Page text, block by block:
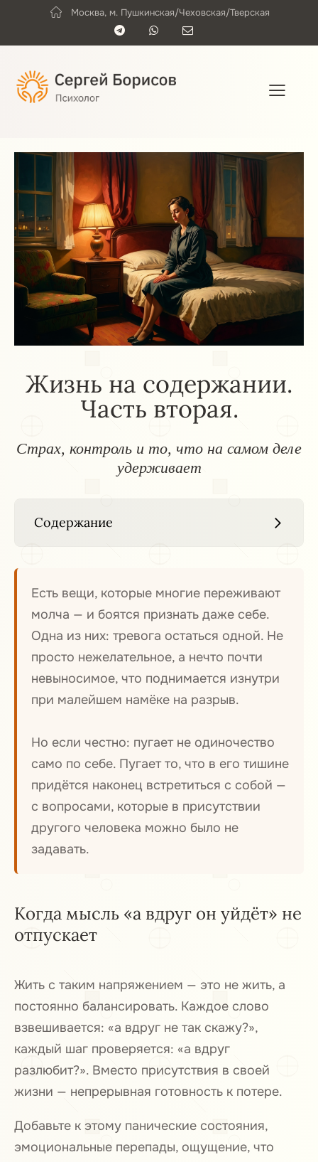
Москва, м. Пушкинская/Чеховская/Тверская
Жизнь на содержании.
Часть вторая.
Страх, контроль и то, что на самом деле
удерживает
Содержание
1
отпускает
2 Когда любое «хочу» — это риск
Что именно удерживает
4
5
Когда слова партнёра подтачивают
изнутри
Есть вещи, которые многие переживают
молча — и боятся признать даже себе.
Одна из них: тревога остаться одной. Не
просто нежелательное, а нечто почти
невыносимое, что поднимается изнутри
при малейшем намёке на разрыв.
Но если честно: пугает не одиночество
само по себе. Пугает то, что в его тишине
придётся наконец встретиться с собой —
с вопросами, которые в присутствии
другого человека можно было не
задавать.
Когда мысль «а вдруг он уйдёт» не
отпускает
Жить с таким напряжением — это не жить, а
постоянно балансировать. Каждое слово
взвешивается: «а вдруг не так скажу?»,
каждый шаг проверяется: «а вдруг
разлюбит?». Вместо присутствия в своей
жизни — непрерывная готовность к потере.
Добавьте к этому панические состояния,
эмоциональные перепады, ощущение, что